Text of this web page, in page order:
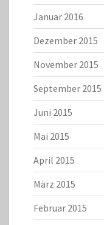
Januar 2016
Dezember 2015
November 2015
September 2015
Juni 2015
Mai 2015
April 2015
März 2015
Februar 2015